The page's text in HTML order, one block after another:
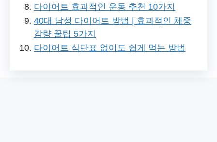
다이어트 효과적인 운동 추천 10가지
40대 남성 다이어트 방법 | 효과적인 체중
감량 꿀팁 5가지
다이어트 식단표 없이도 쉽게 먹는 방법